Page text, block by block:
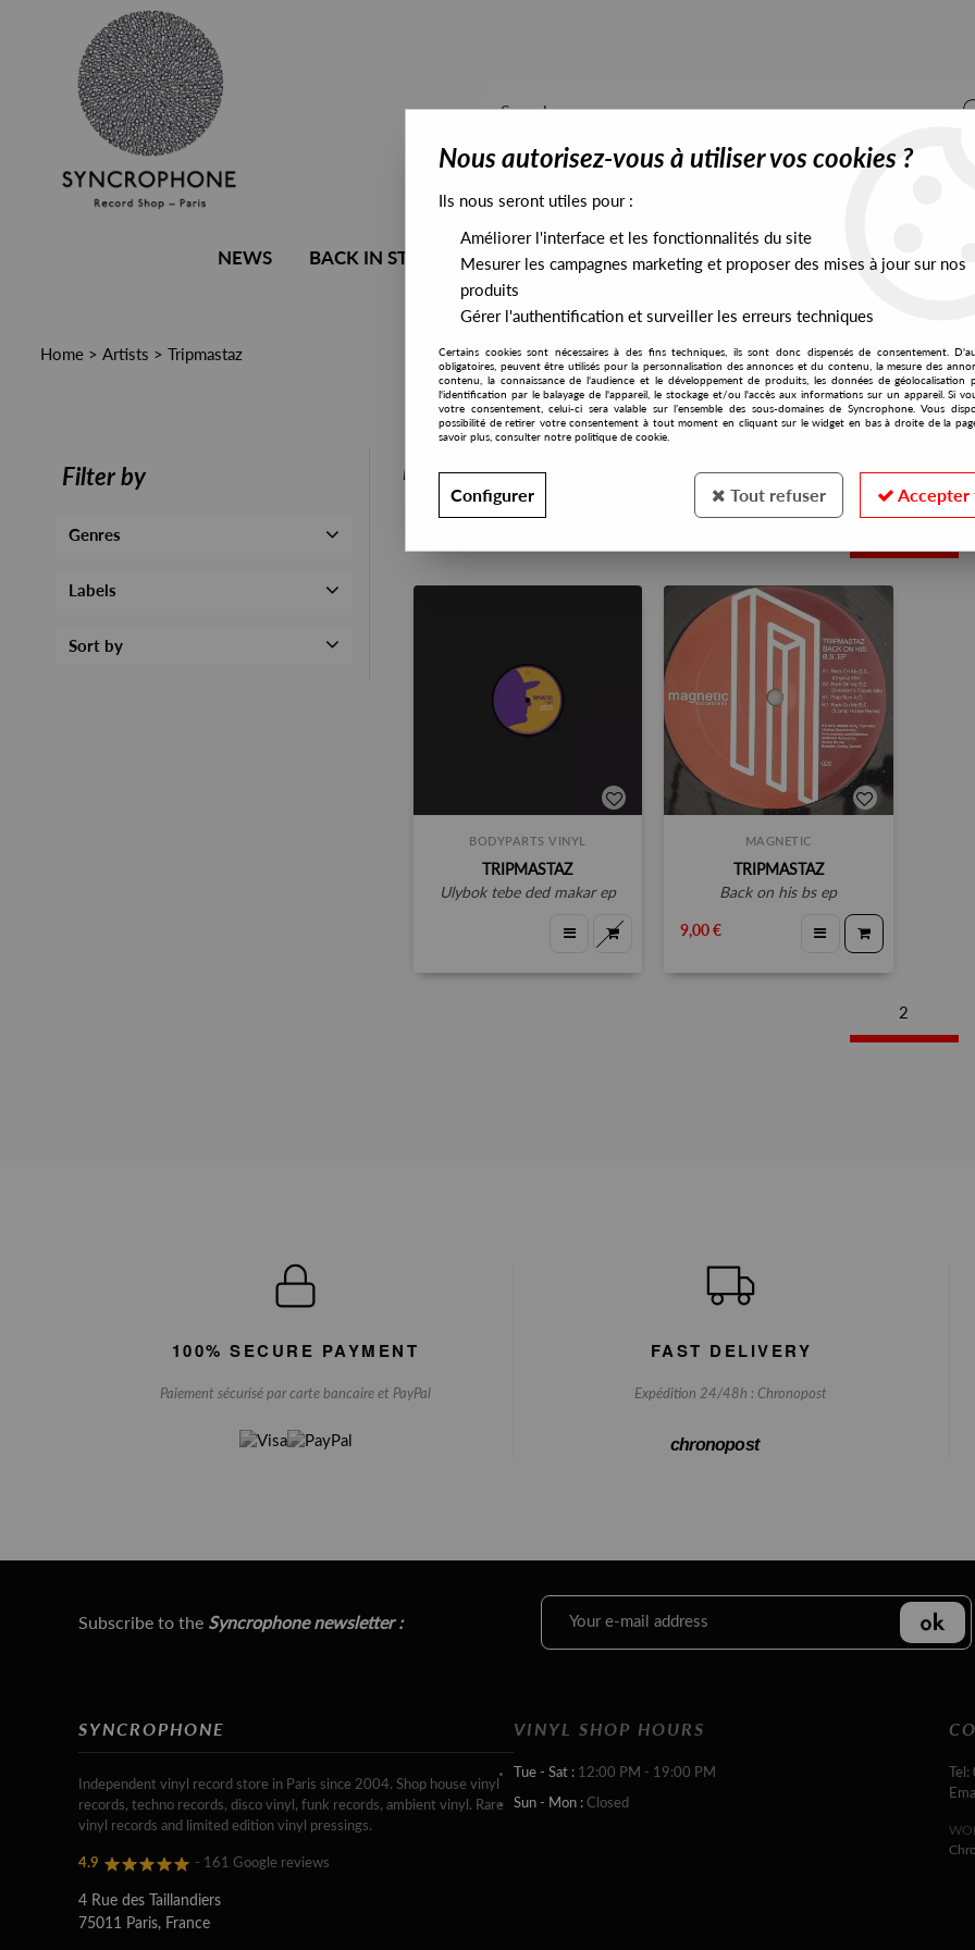
NEWS BACK IN STOCK ALL STOCK EXCLUSIVES PRESALES EXCLUSIVES
Home > Artists > Tripmastaz
Filter by
Genres
Labels
Sort by
PRESALES EXCLUSIVES
BODYPARTS VINYL
TRIPMASTAZ
ulybok tebe ded makar ep
MAGNETIC
TRIPMASTAZ
back on his bs ep
9,00 €
2
100% SECURE PAYMENT
Paiement sécurisé par carte bancaire et PayPal
FAST DELIVERY
Expédition 24/48h : Chronopost
chronopost
Subscribe to the Syncrophone newsletter :
SYNCROPHONE
Independent vinyl record store in Paris since 2004. Shop house vinyl
records, techno records, disco vinyl, funk records, ambient vinyl. Rare
vinyl records and limited edition vinyl pressings.
4.9 - 161 Google reviews
4 Rue des Taillandiers
75011 Paris, France
VINYL SHOP HOURS
Tue - Sat : 12:00 PM - 19:00 PM
Sun - Mon : Closed
Nous autorisez-vous à utiliser vos cookies ?
Ils nous seront utiles pour :
Améliorer l'interface et les fonctionnalités du site
Mesurer les campagnes marketing et proposer des mises à jour sur nos
produits
Gérer l'authentification et surveiller les erreurs techniques
Certains cookies sont nécessaires à des fins techniques, ils sont donc dispensés de consentement.
obligatoires, peuvent être utilisés pour la personnalisation des annonces et du contenu, la mesure des
contenu, la connaissance de l'audience et le développement de produits, les données de géolocalisation
l'identification par le balayage de l'appareil, le stockage et/ou l'accès aux informations sur un appareil. Si
votre consentement, celui-ci sera valable sur l’ensemble des sous-domaines de Syncrophone. Vous
possibilité de retirer votre consentement à tout moment en cliquant sur le widget en bas à droite de la
savoir plus, consulter notre politique de cookie.
Configurer Tout refuser Accepter